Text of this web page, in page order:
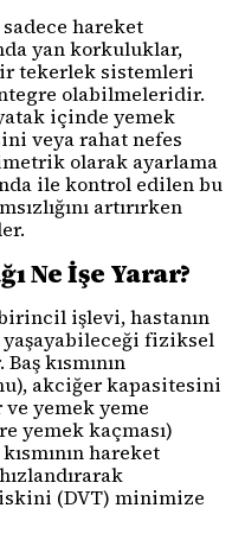
hareket
yan korkuluklar,
tekerlek sistemleri
olabilmeleridir.
içinde yemek
veya rahat nefes
olarak ayarlama
ile kontrol edilen bu
artırırken
Ne İşe Yarar?
işlevi, hastanın
yaşayabileceği fiziksel
kısmının
akciğer kapasitesini
yemek yeme
yemek kaçması)
hareket
(DVT) minimize